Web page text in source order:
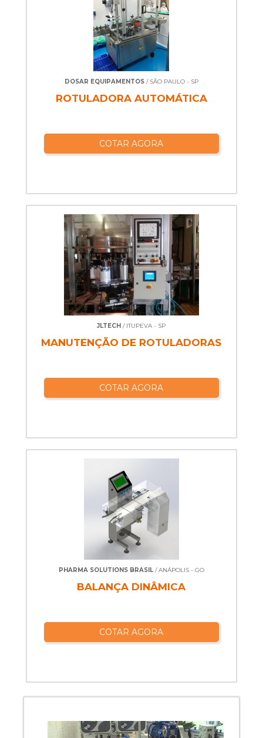
DOSAR EQUIPAMENTOS/ SÃO PAULO - SP
ROTULADORA AUTOMÁTICA
COTAR AGORA
JLTECH / ITUPEVA - SP
MANUTENÇÃO DE ROTULADORAS
COTAR AGORA
PHARMA SOLUTIONS BRASIL/ ANÁPOLIS - GO
BALANÇA DINÂMICA
COTAR AGORA